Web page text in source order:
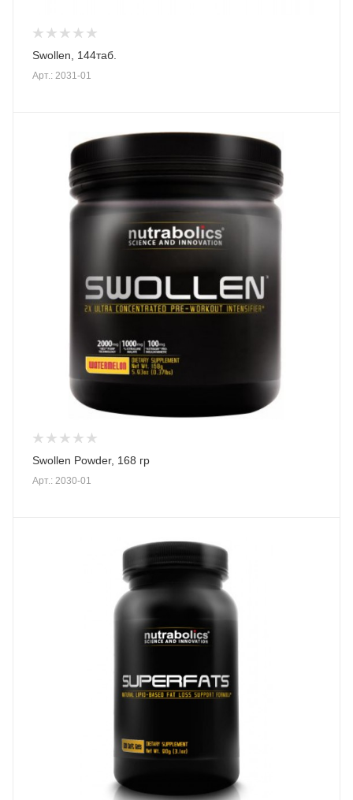
Swollen, 144таб.
Арт.: 2031-01
Swollen Powder, 168 гр
Арт.: 2030-01